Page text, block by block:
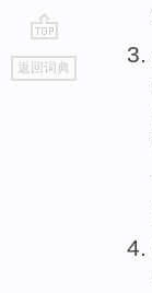
go
top
返回词典